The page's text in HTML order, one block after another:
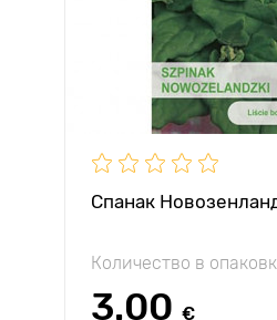
Спанак
Количество в
3.00 €